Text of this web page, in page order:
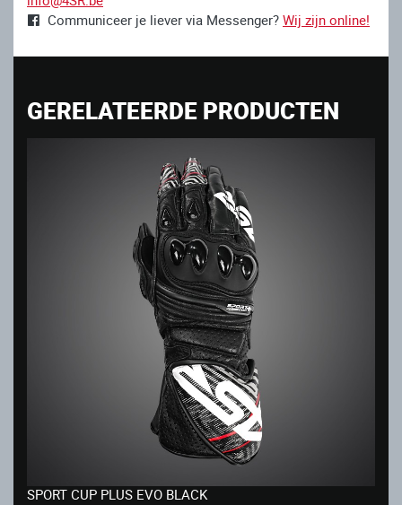
Communiceer je liever via Messenger? Wij zijn online!
GERELATEERDE PRODUCTEN
SPORT CUP PLUS EVO BLACK